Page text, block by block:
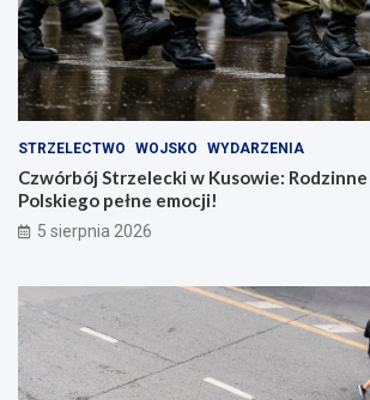
STRZELECTWO WOJSKO WYDARZENIA
Czwórbój Strzelecki w Kusowie:
Polskiego pełne emocji!
5 sierpnia 2026